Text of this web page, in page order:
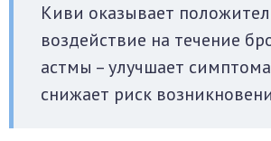
Киви оказывает
воздействие на течение
астмы – улучшает
снижает риск